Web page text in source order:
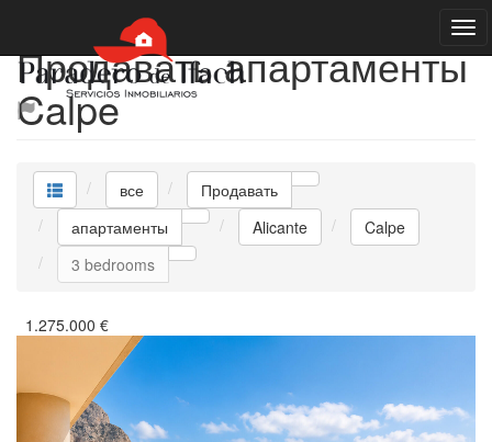
Продавать апартаменты
Calpe
все
Продавать
апартаменты
Alicante
Calpe
3 bedrooms
1.275.000 €